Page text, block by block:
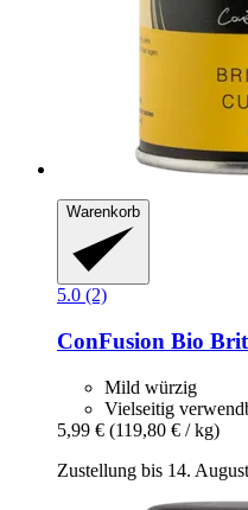
Warenkorb
5.0 (2)
ConFusion Bio
Mild würzig
Vielseitig
5,99 € (119,80 € / kg)
Zustellung bis 14. August